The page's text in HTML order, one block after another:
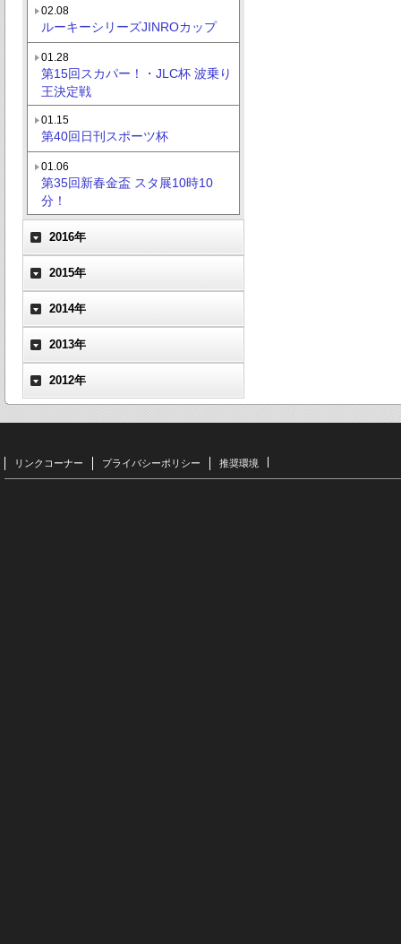
02.08
ルーキーシリーズJINROカップ
01.28
第15回スカパー！・JLC杯 波乗り
王決定戦
01.15
第40回日刊スポーツ杯
01.06
第35回新春金盃 スタ展10時10
分！
2016年
2015年
2014年
2013年
2012年
リンクコーナー プライバシーポリシー 推奨環境